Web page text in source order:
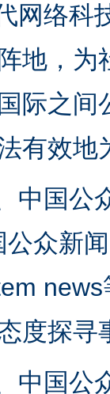
网络科
地，
际之
有效地
中国公
众新
度探寻
中国公